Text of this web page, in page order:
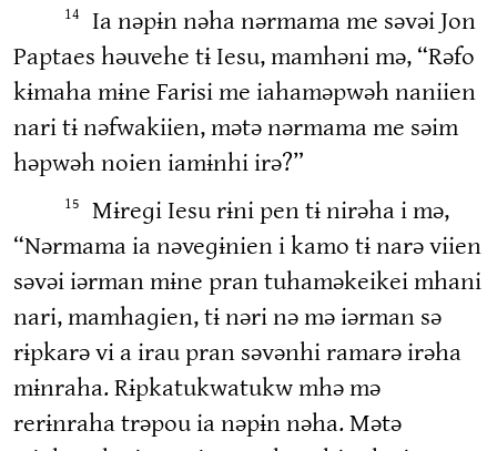
14
Ia nəpɨn nəha nərmama me səvəi Jon
Paptaes həuvehe tɨ Iesu, mamhəni mə, “Rəfo
kɨmaha mɨne Farisi me iahaməpwəh naniien
nari tɨ nəfwakiien, mətə nərmama me səim
həpwəh noien iamɨnhi irə?”
15
Mɨreɡi Iesu rɨni pen tɨ nirəha i mə,
“Nərmama ia nəveɡɨnien i kamo tɨ narə viien
səvəi iərman mɨne pran tuhaməkeikei mhani
nari, mamhaɡien, tɨ nəri nə mə iərman sə
rɨpkarə vi a irau pran səvənhi ramarə irəha
mɨnraha. Rɨpkatukwatukw mhə mə
rerɨnraha trəpou ia nəpɨn nəha. Mətə